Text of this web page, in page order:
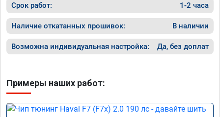
Срок работ: 1-2 часа
Наличие откатанных прошивок: В наличии
Возможна индивидуальная настройка: Да, без доплат
Примеры наших работ: